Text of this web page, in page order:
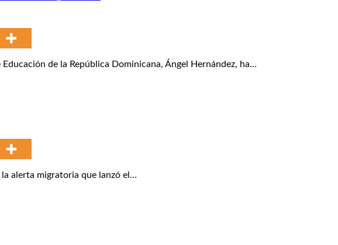
de la República Dominicana, Ángel Hernández, ha…
alerta migratoria que lanzó el…